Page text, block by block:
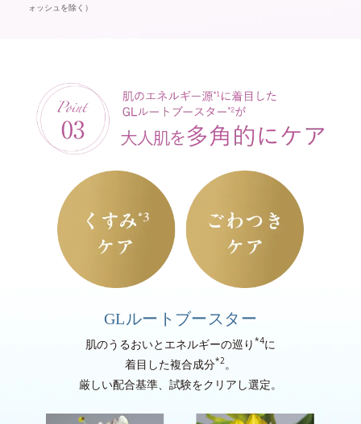
ォッシュを除く）
GLルートブースター
肌のうるおいとエネルギーの巡り *4に
着目した複合成分*2。
厳しい配合基準、試験をクリアし選定。